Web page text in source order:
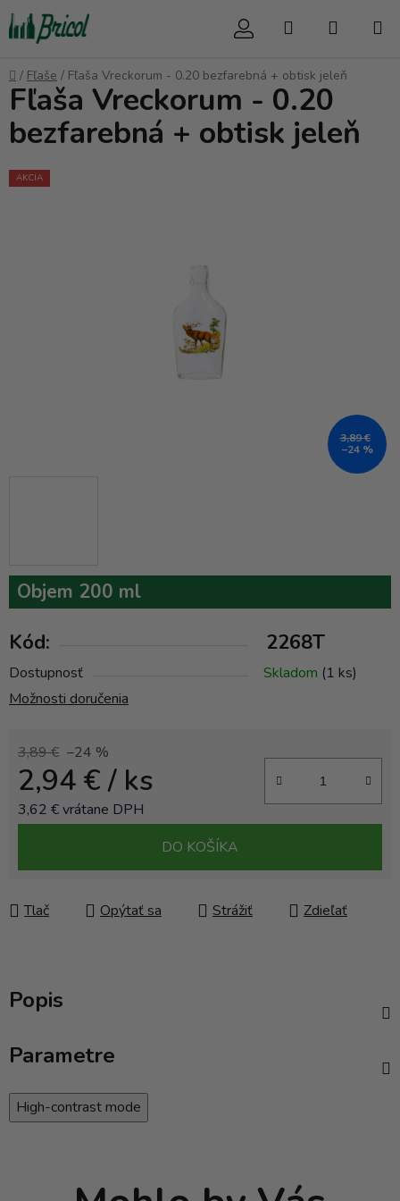
Prejsť
na
obsah
Hľadať
Domov
/ Fľaše / Fľaša Vreckorum - 0.20 bezfarebná + obtisk jeleň
Objem 200 ml
Kód: 2268T
Dostupnosť Skladom (1 ks)
Možnosti doručenia
3,89 € –24 %
2,94 €/ ks
3,62 € vrátane DPH
DO KOŠÍKA
Tlač Opýtať sa Strážiť Zdieľať
Fľaša Vreckorum - 0.20
bezfarebná + obtisk jeleň
AKCIA
3,89 €
–24 %
Popis
Parametre
High-contrast mode